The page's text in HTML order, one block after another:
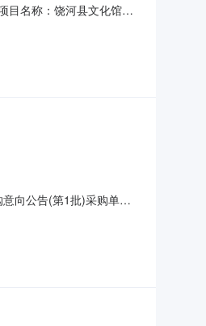
目名称：饶河县文化馆机
车商
向公告(第1批)采购单
具体采购项目情况以相关